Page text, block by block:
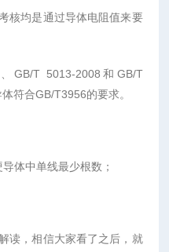
核均是通过导体电阻值来要
GB/T 5013-2008和GB/T
符合GB/T3956的要求。
体中单线最少根数；
读，相信大家看了之后，就